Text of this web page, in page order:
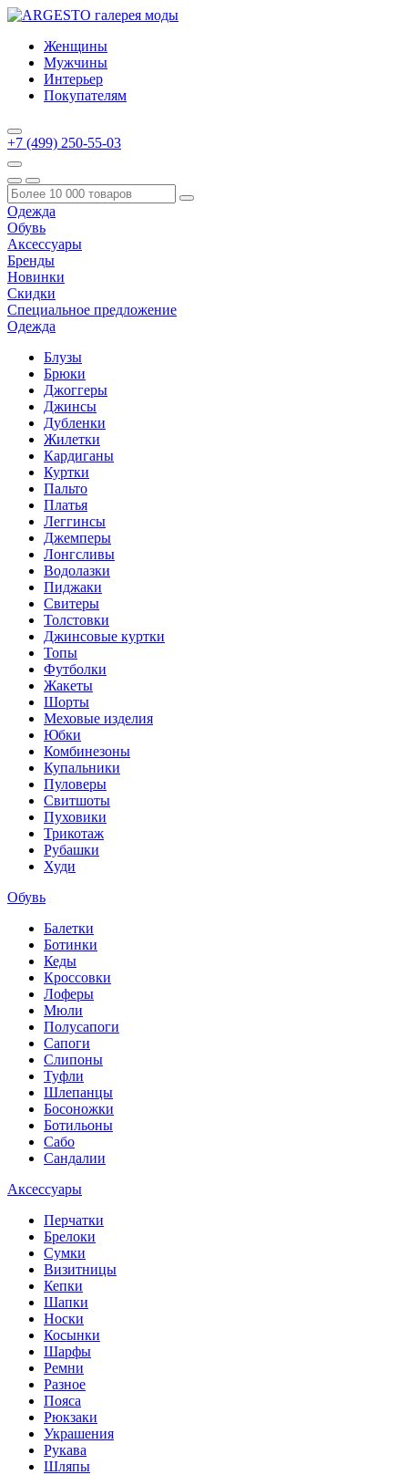
Женщины
Мужчины
Интерьер
Покупателям
+7 (499) 250-55-03
Одежда
Обувь
Аксессуары
Бренды
Новинки
Скидки
Специальное предложение
Одежда
Блузы
Брюки
Джоггеры
Джинсы
Дубленки
Жилетки
Кардиганы
Куртки
Пальто
Платья
Леггинсы
Джемперы
Лонгсливы
Водолазки
Пиджаки
Свитеры
Толстовки
Джинсовые куртки
Топы
Футболки
Жакеты
Шорты
Меховые изделия
Юбки
Комбинезоны
Купальники
Пуловеры
Свитшоты
Пуховики
Трикотаж
Рубашки
Худи
Обувь
Балетки
Ботинки
Кеды
Кроссовки
Лоферы
Мюли
Полусапоги
Сапоги
Слипоны
Туфли
Шлепанцы
Босоножки
Ботильоны
Сабо
Сандалии
Аксессуары
Перчатки
Брелоки
Сумки
Визитницы
Кепки
Шапки
Носки
Косынки
Шарфы
Ремни
Разное
Пояса
Рюкзаки
Украшения
Рукава
Шляпы